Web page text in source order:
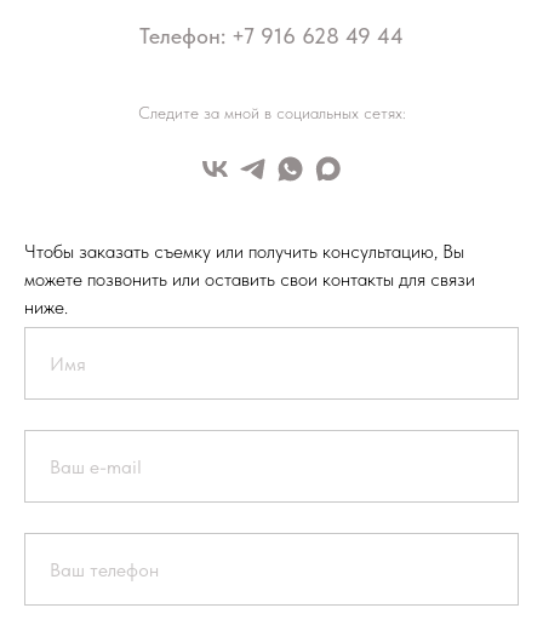
Телефон: +7 916 628 49 44
Следите за мной в социальных сетях:
Чтобы заказать съемку или получить консультацию, Вы
можете позвонить или оставить свои контакты для связи
ниже.